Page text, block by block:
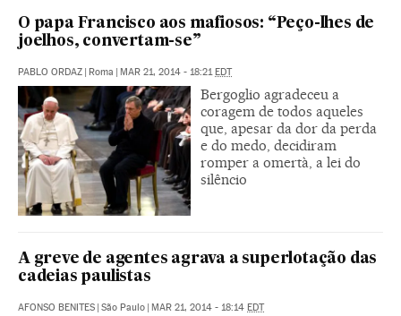
O papa Francisco aos mafiosos: “Peço-lhes de
joelhos, convertam-se”
PABLO ORDAZ Roma MAR 21, 2014 - 18:21 EDT
Bergoglio agradeceu a
coragem de todos aqueles
que, apesar da dor da perda
e do medo, decidiram
romper a omertà, a lei do
silêncio
A greve de agentes agrava a superlotação das
cadeias paulistas
AFONSO BENITES São Paulo MAR 21, 2014 - 18:14 EDT